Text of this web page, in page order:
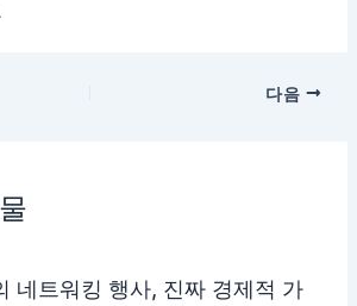
다음
네트워킹 행사, 진짜 경제적 가